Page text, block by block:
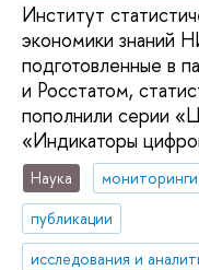
Институт
экономики знаний
подготовленные в
и Росстатом,
пополнили серии
«Индикаторы
Наука
мониторинги
публикации
исследования и